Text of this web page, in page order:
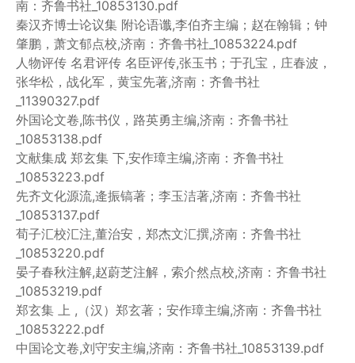
南：齐鲁书社_10853130.pdf
秦汉齐博士论议集 附论语谶,李伯齐主编；赵在翰辑；钟
肇鹏，萧文郁点校,济南：齐鲁书社_10853224.pdf
人物评传 名君评传 名臣评传,张玉书；于孔宝，庄春波，
张华松，战化军，黄宝先著,济南：齐鲁书社
_11390327.pdf
外国论文卷,陈书仪，路英勇主编,济南：齐鲁书社
_10853138.pdf
文献集成 郑玄集 下,安作璋主编,济南：齐鲁书社
_10853223.pdf
先齐文化源流,逄振镐著；李玉洁著,济南：齐鲁书社
_10853137.pdf
荀子汇校汇注,董治安，郑杰文汇撰,济南：齐鲁书社
_10853220.pdf
晏子春秋注解,赵蔚芝注解，索介然点校,济南：齐鲁书社
_10853219.pdf
郑玄集 上 ,（汉）郑玄著；安作璋主编,济南：齐鲁书社
_10853222.pdf
中国论文卷,刘守安主编,济南：齐鲁书社_10853139.pdf